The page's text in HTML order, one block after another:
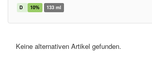
D 10% 133 ml
Keine alternativen Artikel gefunden.